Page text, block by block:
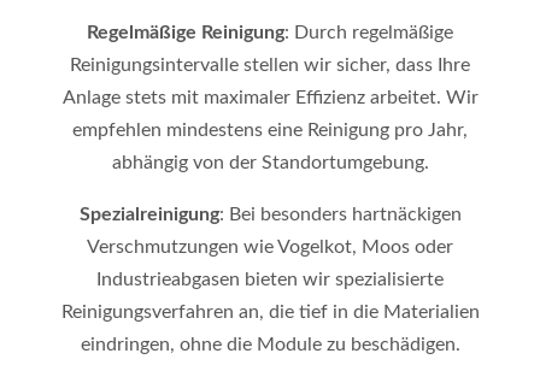
Regelmäßige Reinigung: Durch regelmäßige
Reinigungsintervalle stellen wir sicher, dass Ihre
Anlage stets mit maximaler Effizienz arbeitet. Wir
empfehlen mindestens eine Reinigung pro Jahr,
abhängig von der Standortumgebung.
Spezialreinigung: Bei besonders hartnäckigen
Verschmutzungen wie Vogelkot, Moos oder
Industrieabgasen bieten wir spezialisierte
Reinigungsverfahren an, die tief in die Materialien
eindringen, ohne die Module zu beschädigen.